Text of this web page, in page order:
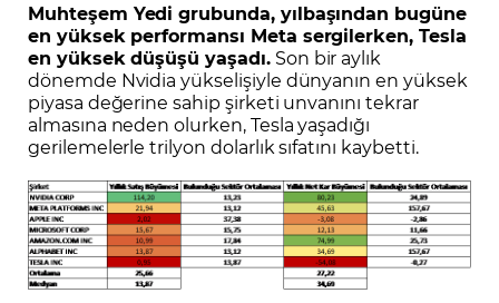
Muhteşem Yedi grubunda, yılbaşından bugüne
en yüksek performansı Meta sergilerken, Tesla
en yüksek düşüşü yaşadı.Son bir aylık
dönemde Nvidia yükselişiyle dünyanın en yüksek
piyasa değerine sahip şirketi unvanını tekrar
almasına neden olurken, Tesla yaşadığı
gerilemelerle trilyon dolarlık sıfatını kaybetti.